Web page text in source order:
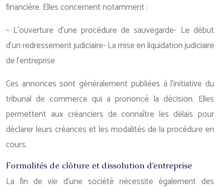
financière. Elles concernent notamment :
– L’ouverture d’une procédure de sauvegarde- Le début
d’un redressement judiciaire- La mise en liquidation judiciaire
de l’entreprise
Ces annonces sont généralement publiées à l’initiative du
tribunal de commerce qui a prononcé la décision. Elles
permettent aux créanciers de connaître les délais pour
déclarer leurs créances et les modalités de la procédure en
cours.
Formalités de clôture et dissolution d’entreprise
La fin de vie d’une société nécessite également des